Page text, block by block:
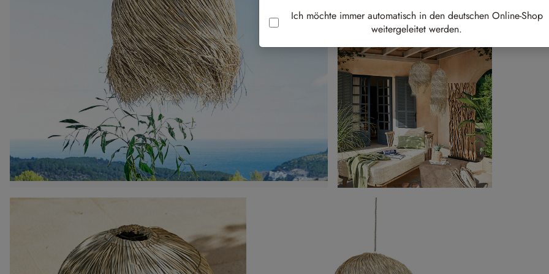
Ich möchte immer automatisch in den deutschen Online-Shop
weitergeleitet werden.